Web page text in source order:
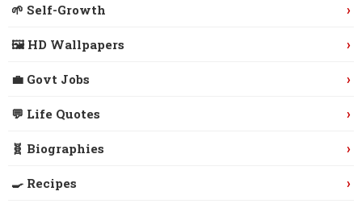
🌱 Self-Growth ›
🖼️ HD Wallpapers ›
💼 Govt Jobs ›
💬 Life Quotes ›
🧬 Biographies ›
🍳 Recipes ›